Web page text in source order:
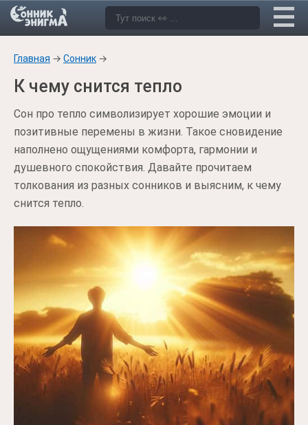
Главная → Сонник →
К чему снится тепло
Сон про тепло символизирует хорошие эмоции и
позитивные перемены в жизни. Такое сновидение
наполнено ощущениями комфорта, гармонии и
душевного спокойствия. Давайте прочитаем
толкования из разных сонников и выясним, к чему
снится тепло.